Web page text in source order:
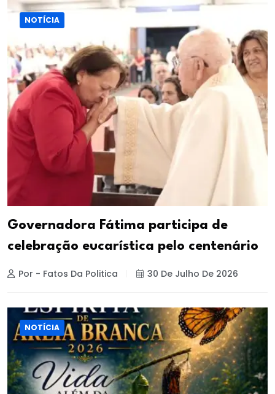
NOTÍCIA
Governadora Fátima participa de
celebração eucarística pelo centenário
Por - Fatos Da Politica 30 De Julho De 2026
NOTÍCIA